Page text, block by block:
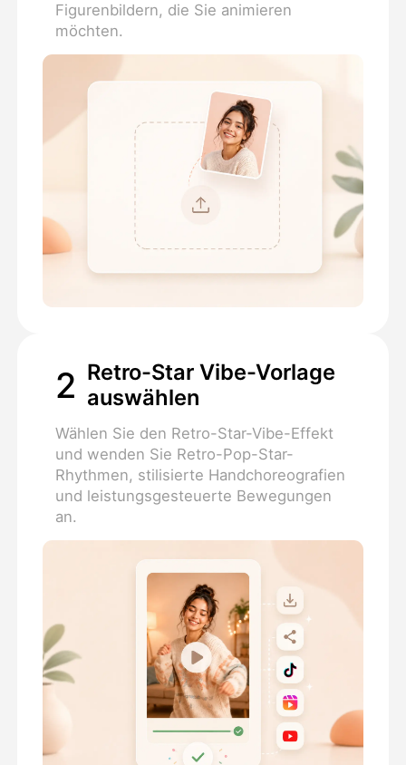
Figurenbildern, die Sie animieren
möchten.
2 Retro-Star Vibe-Vorlage
auswählen
Wählen Sie den Retro-Star-Vibe-Effekt
und wenden Sie Retro-Pop-Star-
Rhythmen, stilisierte Handchoreografien
und leistungsgesteuerte Bewegungen
an.